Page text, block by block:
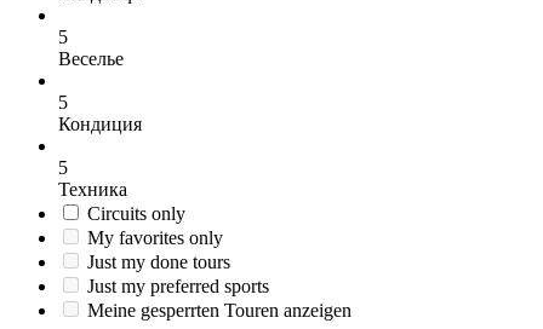
5
Веселье
5
Кондиция
5
Техника
Circuits only
My favorites only
Just my done tours
Just my preferred sports
Meine gesperrten Touren anzeigen